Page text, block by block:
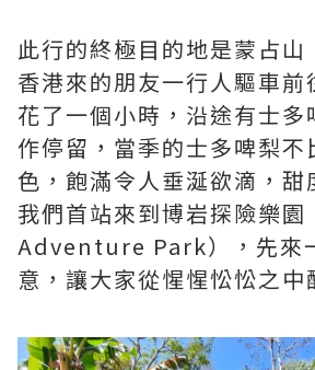
此行的終極目的地是蒙占山
香港來的朋友一行人驅車前
花了一個小時，沿途有士多
作停留，當季的士多啤梨不
色，飽滿令人垂涎欲滴，甜
我們首站來到博岩探險樂
Adventure Park），先來
意，讓大家從惺惺忪忪之中